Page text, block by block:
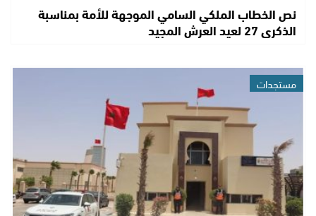
نص الخطاب الملكي السامي الموجهة للأمة بمناسبة
الذكرى 27 لعيد العرش المجيد
مستجدات